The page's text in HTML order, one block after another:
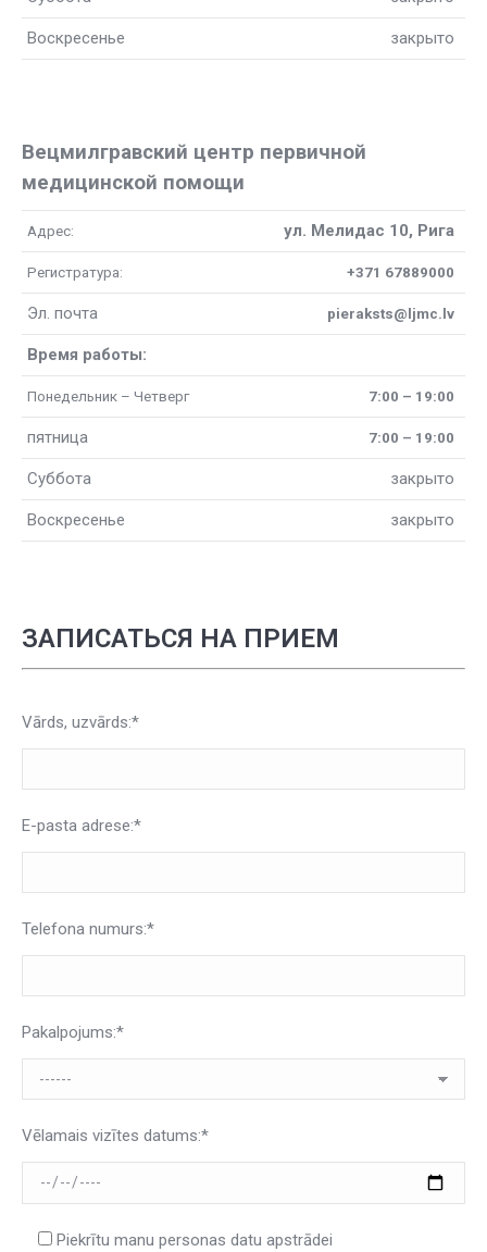
Воскресенье закрыто
Вецмилгравский центр первичной
медицинской помощи
Адрес: ул. Мелидас 10, Рига
Регистратура: +371 67889000
Эл. почта pieraksts@ljmc.lv
Время работы:
Понедельник – Четверг 7:00 – 19:00
пятница 7:00 – 19:00
Суббота закрыто
Воскресенье закрыто
ЗАПИСАТЬСЯ НА ПРИЕМ
Vārds, uzvārds:*
E-pasta adrese:*
Telefona numurs:*
Pakalpojums:*
Vēlamais vizītes datums:*
Piekrītu manu personas datu apstrādei